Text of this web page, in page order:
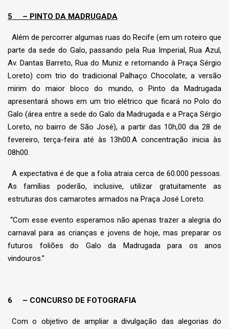
5 – PINTO DA MADRUGADA
Além de percorrer algumas ruas do Recife (em um roteiro que
parte da sede do Galo, passando pela Rua Imperial, Rua Azul,
Av. Dantas Barreto, Rua do Muniz e retornando à Praça Sérgio
Loreto) com trio do tradicional Palhaço Chocolate, a versão
mirim do maior bloco do mundo, o Pinto da Madrugada
apresentará shows em um trio elétrico que ficará no Polo do
Galo (área entre a sede do Galo da Madrugada e a Praça Sérgio
Loreto, no bairro de São José), a partir das 10h,00 dia 28 de
fevereiro, terça-feira até às 13h00.A concentração inicia às
08h00.
A expectativa é de que a folia atraia cerca de 60.000 pessoas.
As famílias poderão, inclusive, utilizar gratuitamente as
estruturas dos camarotes armados na Praça José Loreto.
“Com esse evento esperamos não apenas trazer a alegria do
carnaval para as crianças e jovens de hoje, mas preparar os
futuros foliões do Galo da Madrugada para os anos
vindouros.”
6 – CONCURSO DE FOTOGRAFIA
Com o objetivo de ampliar a divulgação das alegorias do